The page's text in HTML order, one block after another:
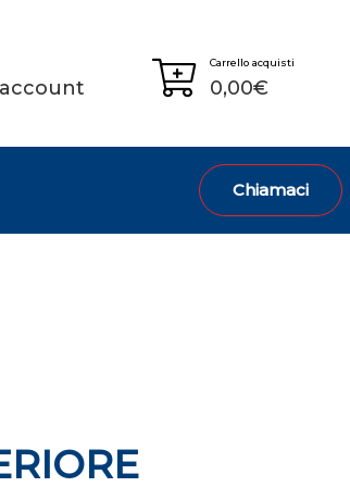
Carrello acquisti
0,00€
Chiamaci